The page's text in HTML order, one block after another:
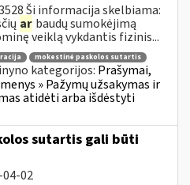
Ši informacija skelbiama:
ar baudų sumokėjimą
veiklą vykdantis fizinis...
mokestinė paskolos sutartis
kategorijos: Prašymai,
» Pažymų užsakymas ir
atidėti arba išdėstyti
sutartis gali būti
04-02